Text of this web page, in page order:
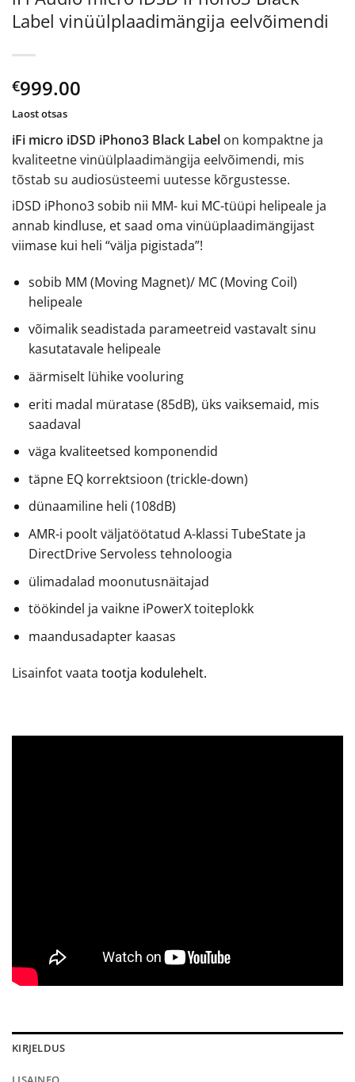
Label vinüülplaadimängija eelvõimendi
€999.00
iFi micro iDSD iPhono3 Black Label on kompaktne ja
kvaliteetne vinüülplaadimängija eelvõimendi, mis
tõstab su audiosüsteemi uutesse kõrgustesse.
iDSD iPhono3 sobib nii MM- kui MC-tüüpi helipeale ja
annab kindluse, et saad oma vinüüplaadimängijast
viimase kui heli “välja pigistada”!
sobib MM (Moving Magnet)/ MC (Moving Coil)
helipeale
võimalik seadistada parameetreid vastavalt sinu
kasutatavale helipeale
äärmiselt lühike vooluring
eriti madal müratase (85dB), üks vaiksemaid, mis
saadaval
väga kvaliteetsed komponendid
täpne EQ korrektsioon (trickle-down)
dünaamiline heli (108dB)
AMR-i poolt väljatöötatud A-klassi TubeState ja
DirectDrive Servoless tehnoloogia
ülimadalad moonutusnäitajad
töökindel ja vaikne iPowerX toiteplokk
maandusadapter kaasas
Lisainfot vaata tootja kodulehelt.
Laost otsas
KIRJELDUS